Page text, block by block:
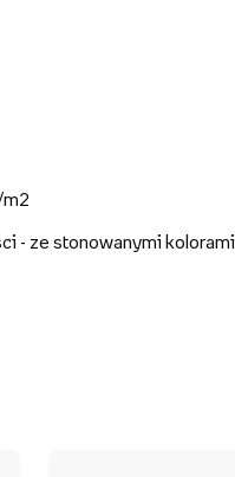
m2
- ze stonowanymi kolorami